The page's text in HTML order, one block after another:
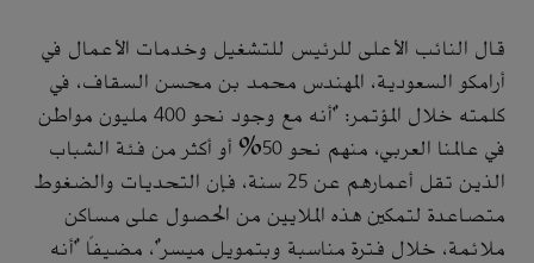
قال النائب الأعلى للرئيس للتشغيل وخدمات الأعمال في
أرامكو السعودية، المهندس محمد بن محسن السقاف، في
كلمته خلال المؤتمر: "أنه مع وجود نحو 400 مليون مواطن
في عالمنا العربي، منهم نحو 50% أو أكثر من فئة الشباب
الذين تقل أعمارهم عن 25 سنة، فإن التحديات والضغوط
متصاعدة لتمكين هذه الملايين من الحصول على مساكن
ملائمة، خلال فترة مناسبة وبتمويل ميسر"، مضيفاً "أنه